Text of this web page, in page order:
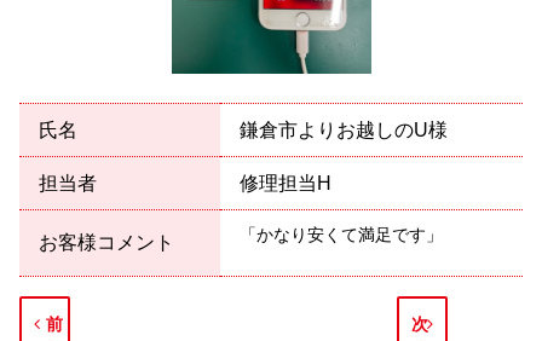
氏名 鎌倉市よりお越しのU様
担当者 修理担当H
お客様コメント 「かなり安くて満足です」
前
次